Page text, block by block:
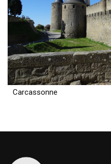
Carcassonne